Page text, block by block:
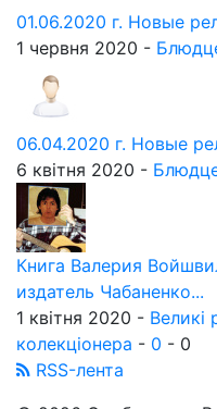
01.06.2020 г. Новые
1 червня 2020 -
06.04.2020 г. Новые
6 квітня 2020 -
Книга Валерия
издатель Чабаненко...
1 квітня 2020 - Великі
колекціонера - 0 - 0
RSS-лента